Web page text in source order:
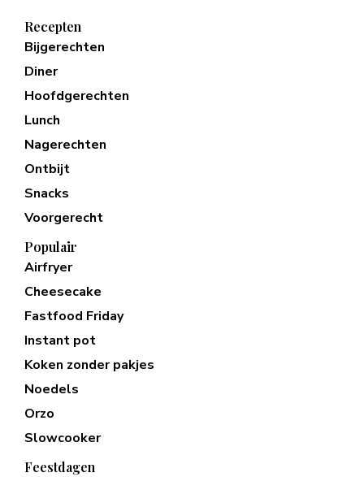
Recepten
Bijgerechten
Diner
Hoofdgerechten
Lunch
Nagerechten
Ontbijt
Snacks
Voorgerecht
Populair
Airfryer
Cheesecake
Fastfood Friday
Instant pot
Koken zonder pakjes
Noedels
Orzo
Slowcooker
Feestdagen